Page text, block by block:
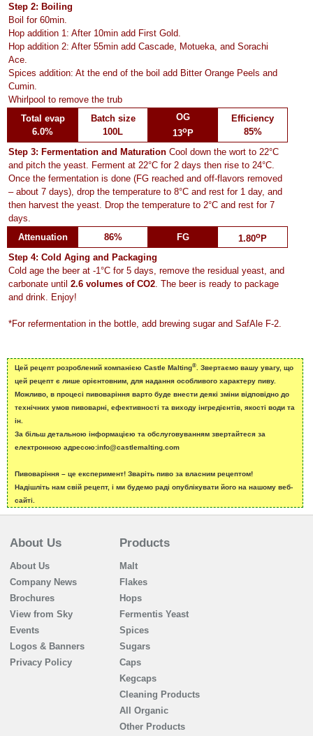
Step 2: Boiling
Boil for 60min.
Hop addition 1: After 10min add First Gold.
Hop addition 2: After 55min add Cascade, Motueka, and Sorachi
Ace.
Spices addition: At the end of the boil add Bitter Orange Peels and
Cumin.
Whirlpool to remove the trub
Total evap
6.0%
Batch size
100L
OG
13oP
Efficiency
85%
Step 3: Fermentation and Maturation Cool down the wort to 22°C
and pitch the yeast. Ferment at 22°C for 2 days then rise to 24°C.
Once the fermentation is done (FG reached and off-flavors removed
– about 7 days), drop the temperature to 8°C and rest for 1 day, and
then harvest the yeast. Drop the temperature to 2°C and rest for 7
days.
Attenuation
86% FG 1.80oP
Step 4: Cold Aging and Packaging
Cold age the beer at -1°C for 5 days, remove the residual yeast, and
carbonate until 2.6 volumes of CO2 . The beer is ready to package
and drink. Enjoy!
*For refermentation in the bottle, add brewing sugar and SafAle F-2.
Цей рецепт розроблений компанією Castle Malting® . Звертаємо вашу увагу, що
цей рецепт є лише орієнтовним, для надання особливого характеру пиву.
Можливо, в процесі пивоваріння варто буде внести деякі зміни відповідно до
технічних умов пивоварні, ефективності та виходу інгредієнтів, якості води та
ін.
За більш детальною інформацією та обслуговуванням звертайтеся за
електронною адресою:info@castlemalting.com
Пивоваріння – це експеримент! Зваріть пиво за власним рецептом!
Надішліть нам свій рецепт, і ми будемо раді опублікувати його на нашому веб-
сайті.
About Us
About Us
Company News
Brochures
View from Sky
Events
Logos & Banners
Privacy Policy
Products
Malt
Flakes
Hops
Fermentis Yeast
Spices
Sugars
Caps
Kegcaps
Cleaning Products
All Organic
Other Products